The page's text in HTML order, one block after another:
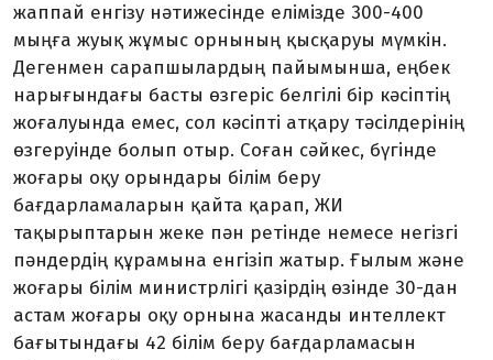
жаппай енгізу нәтижесінде еліміз­де 300-400
мыңға жуық жұмыс орнының қысқаруы мүмкін.
Дегенмен сарапшылардың пайымынша, еңбек
нарығындағы бас­ты өзгеріс белгілі бір кәсіптің
жоғалуында емес, сол кәсіпті атқару тәсілдерінің
өзгеруінде болып отыр. Соған сәйкес, бү­гінде
жоғары оқу орындары білім беру
бағдарламаларын қайта қарап, ЖИ
тақырыптарын жеке пән ретінде немесе негізгі
пән­дердің құрамына енгізіп жатыр. Ғылым және
жоғары білім ми­нистрлігі қазірдің өзінде 30-дан
астам жоғары оқу орнына жасанды интеллект
бағытындағы 42 білім беру бағдарламасын